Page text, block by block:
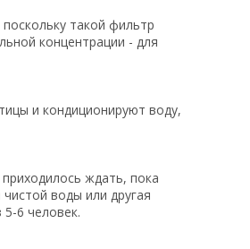
такой фильтр
концентрации - для
и кондиционируют воду,
ждать, пока
воды или другая
6 человек.